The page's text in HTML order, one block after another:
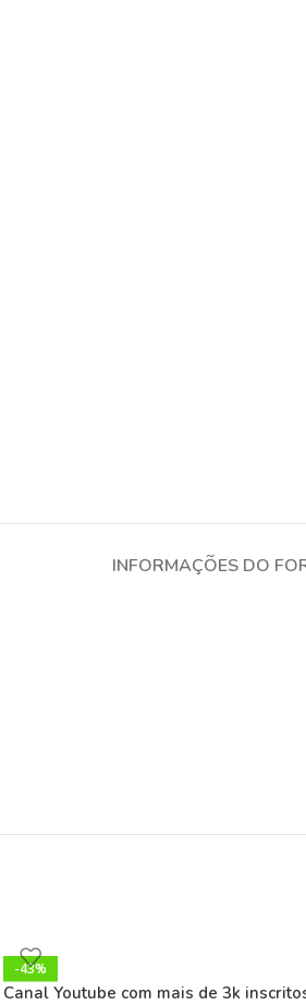
INFORMAÇÕES DO
-43%
Canal Youtube com mais de 3k